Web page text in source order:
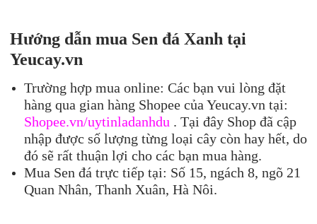
Hướng dẫn mua Sen đá Xanh tại
Yeucay.vn
Trường hợp mua online: Các bạn vui lòng đặt
hàng qua gian hàng Shopee của Yeucay.vn tại:
Shopee.vn/uytinladanhdu . Tại đây Shop đã cập
nhập được số lượng từng loại cây còn hay hết, do
đó sẽ rất thuận lợi cho các bạn mua hàng.
Mua Sen đá trực tiếp tại: Số 15, ngách 8, ngõ 21
Quan Nhân, Thanh Xuân, Hà Nôi.